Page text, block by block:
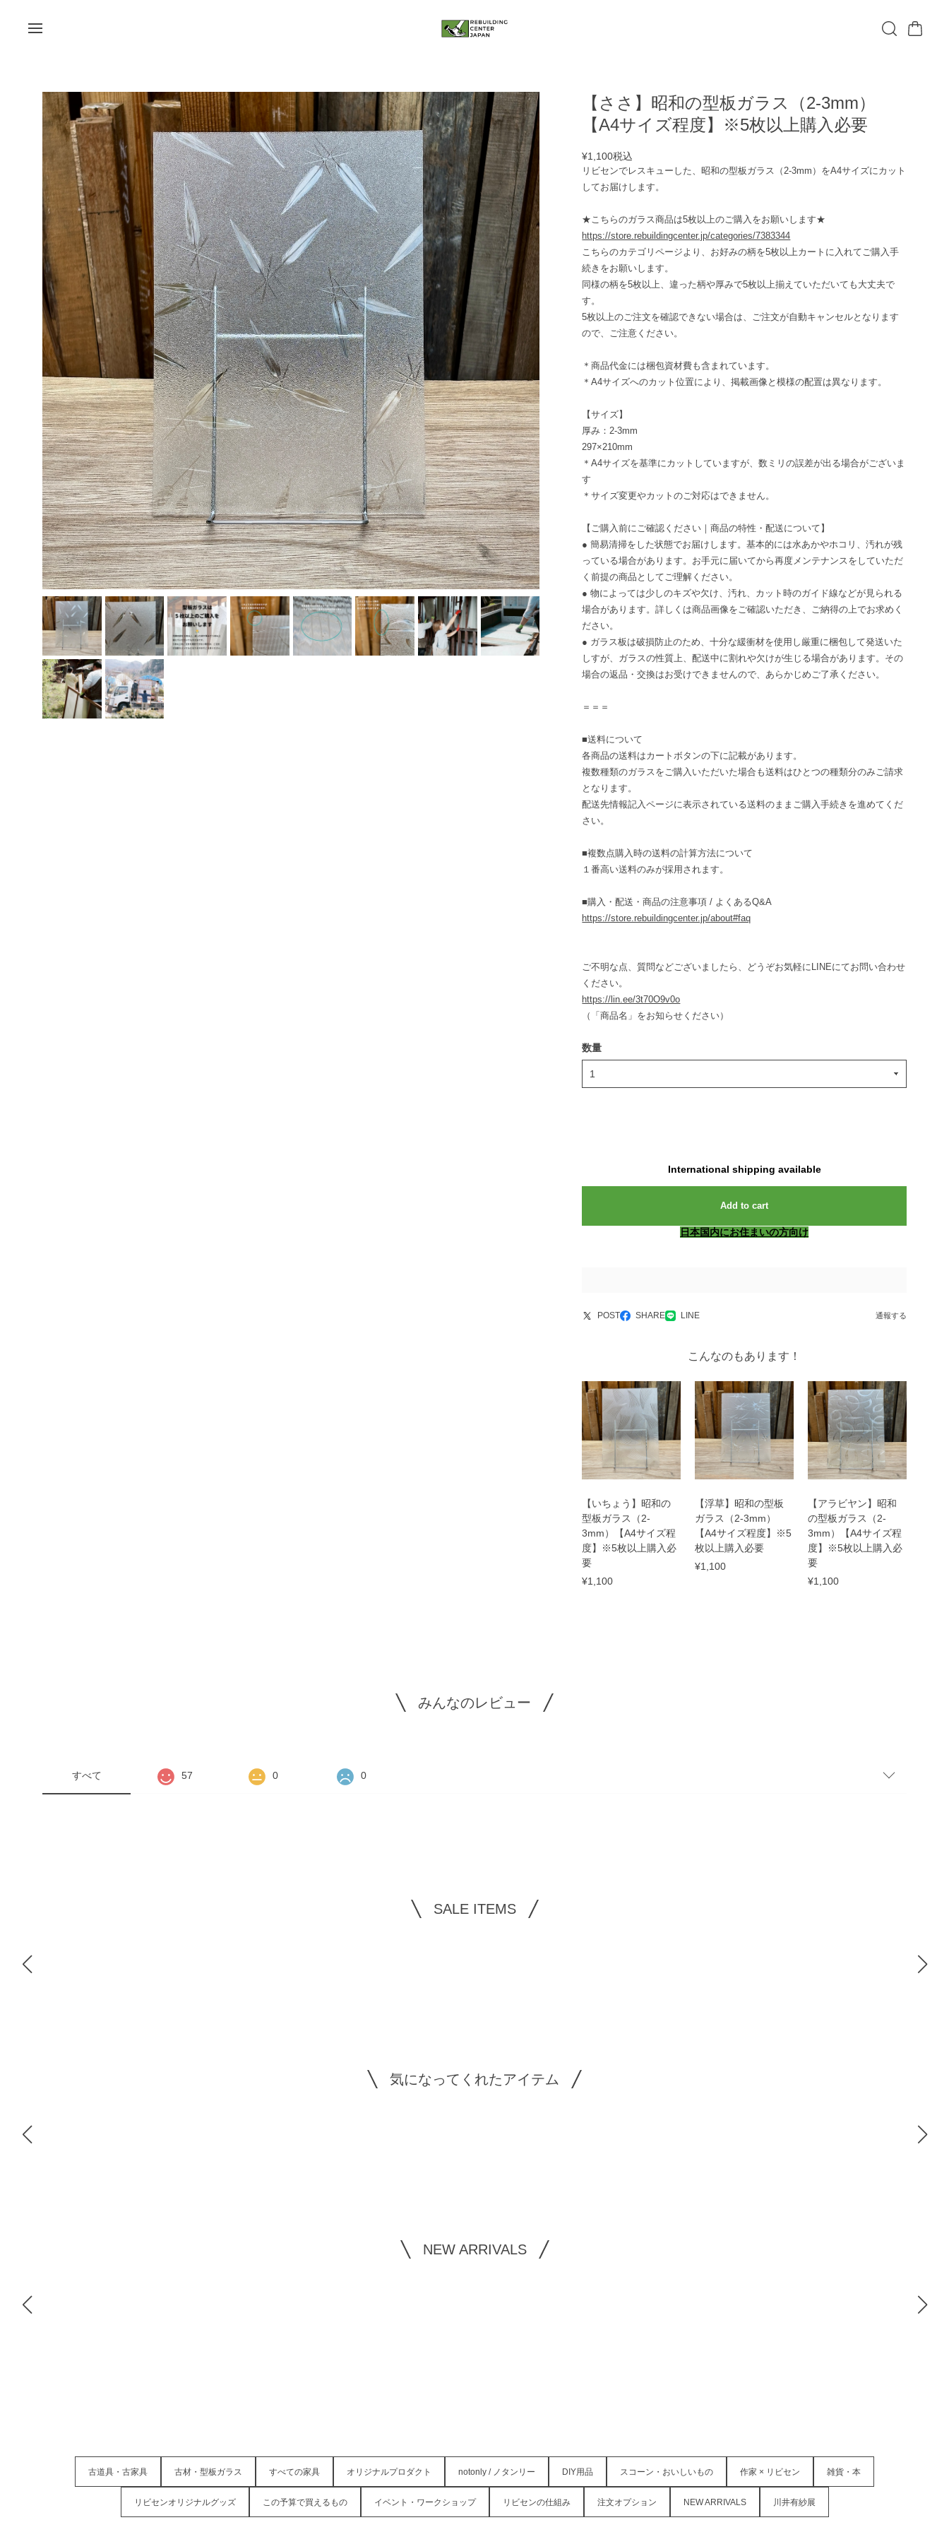
【ささ】昭和の型板ガラス（2-3mm）
【A4サイズ程度】※5枚以上購入必要
¥1,100税込
リビセンでレスキューした、昭和の型板ガラス（2-3mm）をA4サイズにカット
してお届けします。
★こちらのガラス商品は5枚以上のご購入をお願いします★
https://store.rebuildingcenter.jp/categories/7383344
こちらのカテゴリページより、お好みの柄を5枚以上カートに入れてご購入手
続きをお願いします。
同様の柄を5枚以上、違った柄や厚みで5枚以上揃えていただいても大丈夫で
す。
5枚以上のご注文を確認できない場合は、ご注文が自動キャンセルとなります
ので、ご注意ください。
＊商品代金には梱包資材費も含まれています。
＊A4サイズへのカット位置により、掲載画像と模様の配置は異なります。
【サイズ】
厚み：2-3mm
297×210mm
＊A4サイズを基準にカットしていますが、数ミリの誤差が出る場合がございま
す
＊サイズ変更やカットのご対応はできません。
【ご購入前にご確認ください｜商品の特性・配送について】
● 簡易清掃をした状態でお届けします。基本的には水あかやホコリ、汚れが残
っている場合があります。お手元に届いてから再度メンテナンスをしていただ
く前提の商品としてご理解ください。
● 物によっては少しのキズや欠け、汚れ、カット時のガイド線などが見られる
場合があります。詳しくは商品画像をご確認いただき、ご納得の上でお求めく
ださい。
● ガラス板は破損防止のため、十分な緩衝材を使用し厳重に梱包して発送いた
しすが、ガラスの性質上、配送中に割れや欠けが生じる場合があります。その
場合の返品・交換はお受けできませんので、あらかじめご了承ください。
＝＝＝
■送料について
各商品の送料はカートボタンの下に記載があります。
複数種類のガラスをご購入いただいた場合も送料はひとつの種類分のみご請求
となります。
配送先情報記入ページに表示されている送料のままご購入手続きを進めてくだ
さい。
■複数点購入時の送料の計算方法について
１番高い送料のみが採用されます。
■購入・配送・商品の注意事項 / よくあるQ&A
https://store.rebuildingcenter.jp/about#faq
ご不明な点、質問などございましたら、どうぞお気軽にLINEにてお問い合わせ
ください。
https://lin.ee/3t70O9v0o
（「商品名」をお知らせください）
数量
International shipping available
Add to cart
日本国内にお住まいの方向け
POST SHARE LINE 通報する
こんなのもあります！
【いちょう】昭和の
型板ガラス（2-
3mm）【A4サイズ程
度】※5枚以上購入必
要
¥1,100
【浮草】昭和の型板
ガラス（2-3mm）
【A4サイズ程度】※5
枚以上購入必要
¥1,100
【アラビヤン】昭和
の型板ガラス（2-
3mm）【A4サイズ程
度】※5枚以上購入必
要
¥1,100
みんなのレビュー
すべて 57 0 0
SALE ITEMS
気になってくれたアイテム
NEW ARRIVALS
古道具・古家具 古材・型板ガラス すべての家具 オリジナルプロダクト notonly / ノタンリー DIY用品 スコーン・おいしいもの 作家 × リビセン 雑貨・本
リビセンオリジナルグッズ この予算で買えるもの イベント・ワークショップ リビセンの仕組み 注文オプション NEW ARRIVALS 川井有紗展